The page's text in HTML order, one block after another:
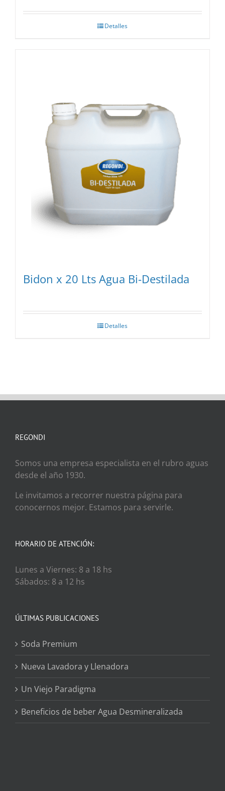
Detalles
Bidon x 20 Lts Agua Bi-Destilada
Detalles
REGONDI
Somos una empresa especialista en el rubro aguas
desde el año 1930.
Le invitamos a recorrer nuestra página para
conocernos mejor. Estamos para servirle.
HORARIO DE ATENCIÓN:
Lunes a Viernes: 8 a 18 hs
Sábados: 8 a 12 hs
ÚLTIMAS PUBLICACIONES
Soda Premium
Nueva Lavadora y Llenadora
Un Viejo Paradigma
Beneficios de beber Agua Desmineralizada